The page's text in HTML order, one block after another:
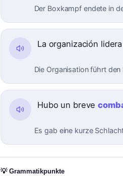
Der Boxkampf endete in
La organización
Die Organisation führt
Hubo un breve
Es gab eine kurze
💡 Grammatikpunkte